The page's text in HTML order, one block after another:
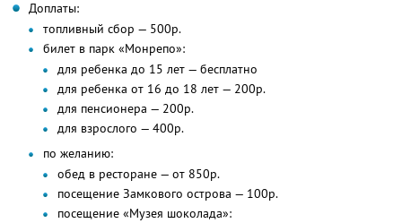
Доплаты:
топливный сбор — 500р.
билет в парк «Монрепо»:
для ребенка до 15 лет — бесплатно
для ребенка от 16 до 18 лет — 200р.
для пенсионера — 200р.
для взрослого — 400р.
по желанию:
обед в ресторане — от 850р.
посещение Замкового острова — 100р.
посещение «Музея шоколада»: